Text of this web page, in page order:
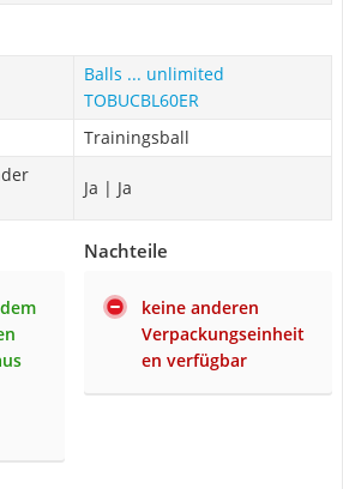
Balls ... unlimited
TOBUCBL60ER
Trainingsball
Ja | Ja
Nachteile
keine anderen
Verpackungseinheit
en verfügbar